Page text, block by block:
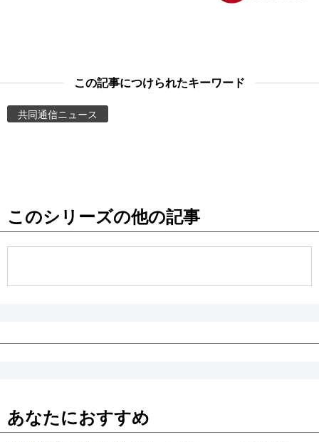
スポーツ・東京2020
Topics
Images
お知らせ
公式SNS
この記事につけられたキーワード
共同通信ニュース
このシリーズの他の記事
あなたにおすすめ